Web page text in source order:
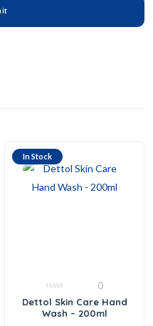
In Stock
0
out
of
0
Dettol Skin Care Hand
Wash – 200ml